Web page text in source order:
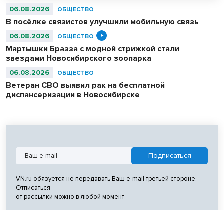
06.08.2026 ОБЩЕСТВО
В посёлке связистов улучшили мобильную связь
06.08.2026 ОБЩЕСТВО
Мартышки Бразза с модной стрижкой стали
звездами Новосибирского зоопарка
06.08.2026 ОБЩЕСТВО
Ветеран СВО выявил рак на бесплатной
диспансеризации в Новосибирске
VN.ru обязуется не передавать Ваш e-mail третьей стороне.
Отписаться
от рассылки можно в любой момент